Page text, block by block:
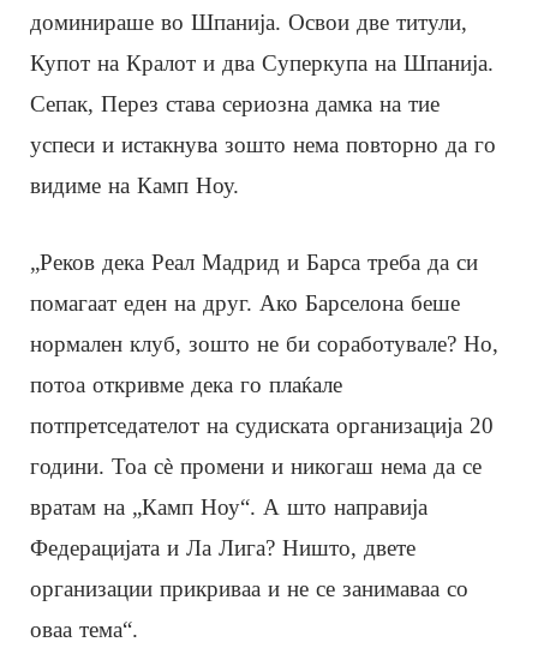
доминираше во Шпанија. Освои две титули,
Купот на Кралот и два Суперкупа на Шпанија.
Сепак, Перез става сериозна дамка на тие
успеси и истакнува зошто нема повторно да го
видиме на Камп Ноу.
„Реков дека Реал Мадрид и Барса треба да си
помагаат еден на друг. Ако Барселона беше
нормален клуб, зошто не би соработувале? Но,
потоа откривме дека го плаќале
потпретседателот на судиската организација 20
години. Тоа сè промени и никогаш нема да се
вратам на „Камп Ноу“. А што направија
Федерацијата и Ла Лига? Ништо, двете
организации прикриваа и не се занимаваа со
оваа тема“.